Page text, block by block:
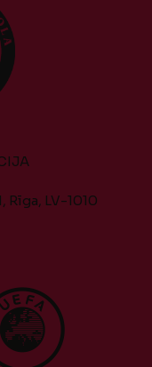
Rīga, LV-1010